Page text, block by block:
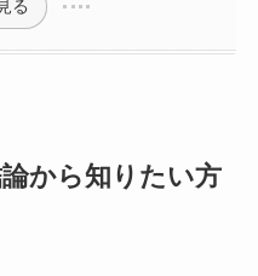
る
から知りたい方